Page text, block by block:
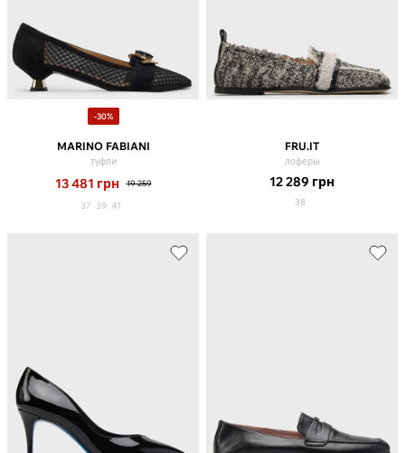
-30%
MARINO FABIANI
туфли
13 481 грн 19 259
37 39 41
FRU.IT
лоферы
12 289 грн
38